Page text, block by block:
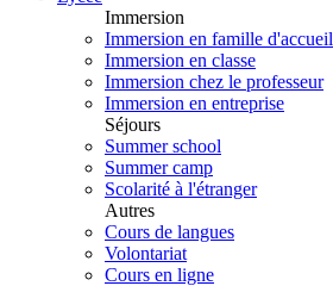
Immersion
Immersion en famille d'accueil
Immersion en classe
Immersion chez le professeur
Immersion en entreprise
Séjours
Summer school
Summer camp
Scolarité à l'étranger
Autres
Cours de langues
Volontariat
Cours en ligne